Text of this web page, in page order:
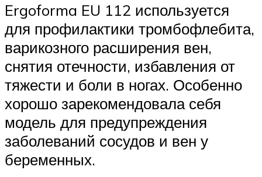
Ergoforma EU 112 используется
для профилактики тромбофлебита,
варикозного расширения вен,
снятия отечности, избавления от
тяжести и боли в ногах. Особенно
хорошо зарекомендовала себя
модель для предупреждения
заболеваний сосудов и вен у
беременных.